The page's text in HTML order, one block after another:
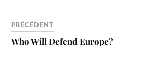
PRÉCÉDENT
Who Will Defend Europe?